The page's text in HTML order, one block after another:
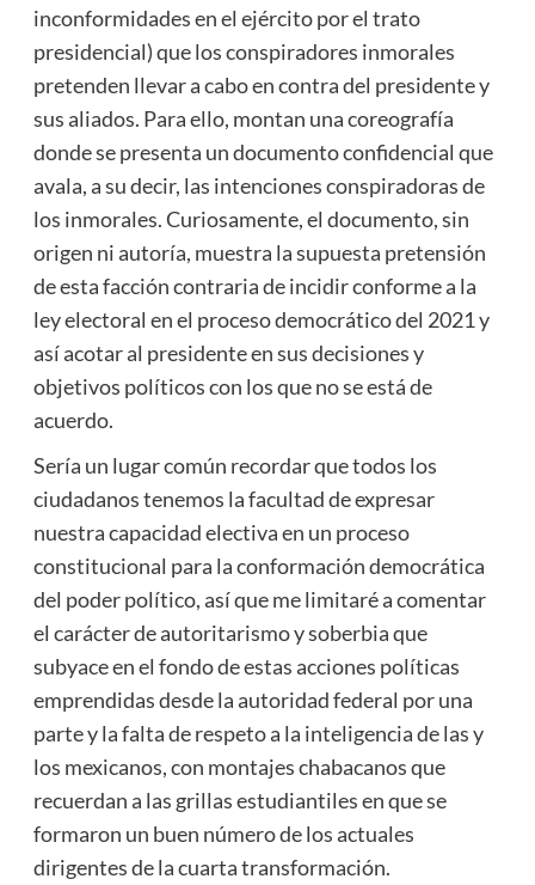
inconformidades en el ejército por el trato
presidencial) que los conspiradores inmorales
pretenden llevar a cabo en contra del presidente y
sus aliados. Para ello, montan una coreografía
donde se presenta un documento confidencial que
avala, a su decir, las intenciones conspiradoras de
los inmorales. Curiosamente, el documento, sin
origen ni autoría, muestra la supuesta pretensión
de esta facción contraria de incidir conforme a la
ley electoral en el proceso democrático del 2021 y
así acotar al presidente en sus decisiones y
objetivos políticos con los que no se está de
acuerdo.
Sería un lugar común recordar que todos los
ciudadanos tenemos la facultad de expresar
nuestra capacidad electiva en un proceso
constitucional para la conformación democrática
del poder político, así que me limitaré a comentar
el carácter de autoritarismo y soberbia que
subyace en el fondo de estas acciones políticas
emprendidas desde la autoridad federal por una
parte y la falta de respeto a la inteligencia de las y
los mexicanos, con montajes chabacanos que
recuerdan a las grillas estudiantiles en que se
formaron un buen número de los actuales
dirigentes de la cuarta transformación.